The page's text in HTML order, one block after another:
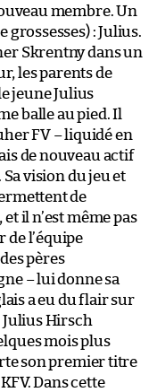
membre. Un
grossesses) : Julius.
Skrentny dans un
les parents de
jeune Julius
balle au pied. Il
FV – liquidé en
de nouveau actif
Sa vision du jeu et
de
il n’est même pas
de l’équipe
pères
– lui donne sa
a eu du flair sur
Julius Hirsch
mois plus
son premier titre
Dans cette